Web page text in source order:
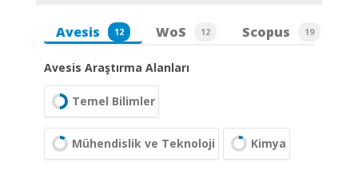
Avesis 12 WoS 12 Scopus 19
Avesis Araştırma Alanları
Temel Bilimler
Mühendislik ve Teknoloji Kimya